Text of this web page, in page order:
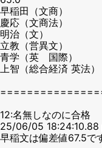
早稲田（文商）
慶応（文商法）
明治（文）
立教（営異文）
青学（英 国際）
上智（総合経済 英法）
12:名無しなのに合格
25/06/05 18:24:10.88
早稲文は偏差値67.5で